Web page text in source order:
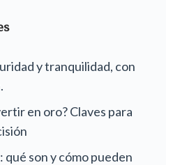
y tranquilidad, con
en oro? Claves para
qué son y cómo pueden